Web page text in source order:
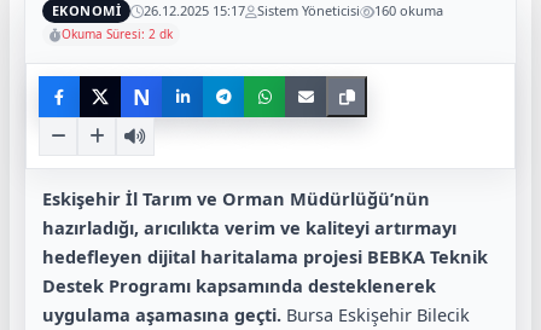
EKONOMİ 26.12.2025 15:17 Sistem Yöneticisi 160 okuma
Okuma Süresi: 2 dk
N
Eskişehir İl Tarım ve Orman Müdürlüğü’nün
hazırladığı, arıcılıkta verim ve kaliteyi artırmayı
hedefleyen dijital haritalama projesi BEBKA Teknik
Destek Programı kapsamında desteklenerek
uygulama aşamasına geçti. Bursa Eskişehir Bilecik